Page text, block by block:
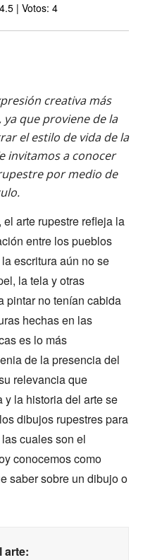
| Votos: 4
creativa más
que proviene de la
el estilo de vida de la
invitamos a conocer
por medio de
arte rupestre refleja la
entre los pueblos
escritura aún no se
la tela y otras
pintar no tenían cabida
hechas en las
es lo más
de la presencia del
relevancia que
la historia del arte se
dibujos rupestres para
cuales son el
conocemos como
saber sobre un dibujo o
arte: